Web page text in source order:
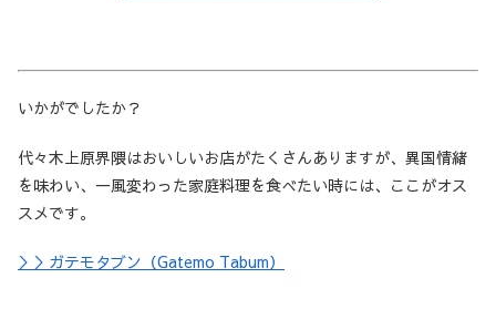
いかがでしたか？
代々木上原界隈はおいしいお店がたくさんありますが、異国情緒
を味わい、一風変わった家庭料理を食べたい時には、ここがオス
スメです。
＞＞ガテモタブン（Gatemo Tabum）